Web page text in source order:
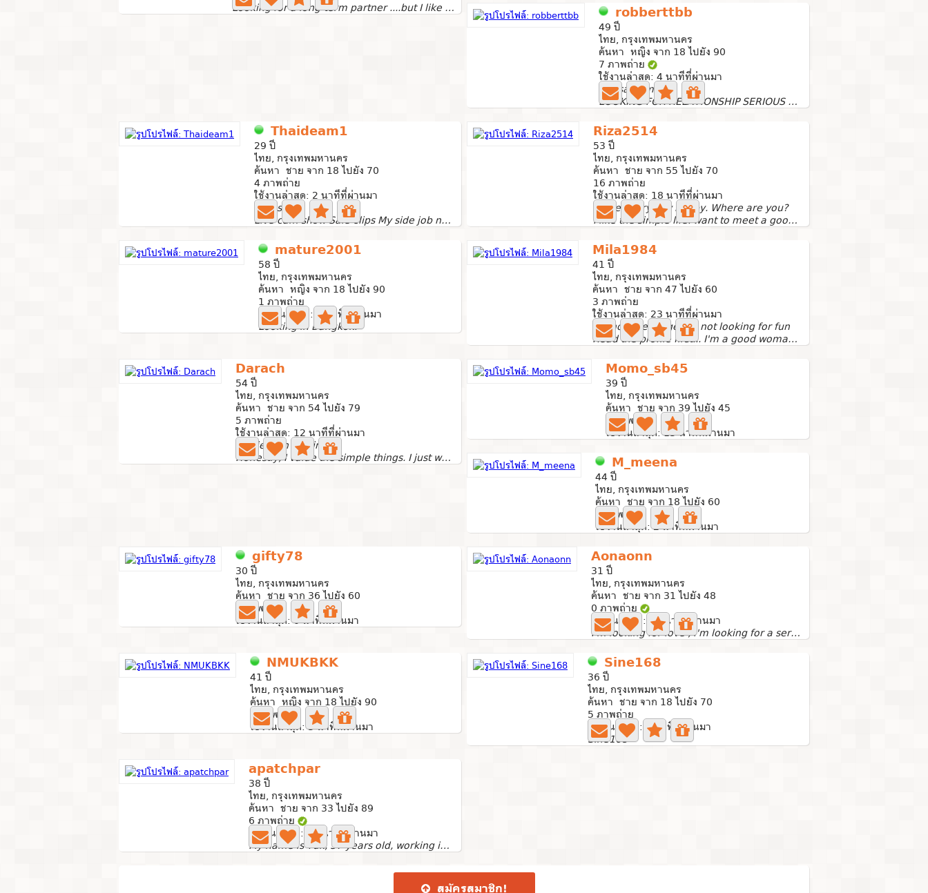
Looking for a long-term partner ....but I like if my... robberttbb
49 ปี
ไทย, กรุงเทพมหานคร
ค้นหา หญิง จาก 18 ไปยัง 90
7 ภาพถ่าย
ใช้งานล่าสุด: 4 นาทีที่ผ่านมา
Message me.
LOOKING FOR RELATIONSHIP SERIOUS LONG TERM.
Thaideam1
29 ปี
ไทย, กรุงเทพมหานคร
ค้นหา ชาย จาก 18 ไปยัง 70
4 ภาพถ่าย
ใช้งานล่าสุด: 2 นาทีที่ผ่านมา
Live show
Live cam show Sale clips My side job need extra money to...
Riza2514
53 ปี
ไทย, กรุงเทพมหานคร
ค้นหา ชาย จาก 55 ไปยัง 70
16 ภาพถ่าย
ใช้งานล่าสุด: 18 นาทีที่ผ่านมา
make every day happy. Where are you?
I like the simple life. want to meet a good life partner....
mature2001
58 ปี
ไทย, กรุงเทพมหานคร
ค้นหา หญิง จาก 18 ไปยัง 90
1 ภาพถ่าย
ใช้งานล่าสุด: 0 นาทีที่ผ่านมา
Looking in Bangkok.
Mila1984
41 ปี
ไทย, กรุงเทพมหานคร
ค้นหา ชาย จาก 47 ไปยัง 60
3 ภาพถ่าย
ใช้งานล่าสุด: 23 นาทีที่ผ่านมา
I'm not a teenage girl not looking for fun
Read the profile first... I'm a good woman if you are a...
Darach
54 ปี
ไทย, กรุงเทพมหานคร
ค้นหา ชาย จาก 54 ไปยัง 79
5 ภาพถ่าย
ใช้งานล่าสุด: 12 นาทีที่ผ่านมา
I believe in destiny
Honestly, I value the simple things. I just want a...
Momo_sb45
39 ปี
ไทย, กรุงเทพมหานคร
ค้นหา ชาย จาก 39 ไปยัง 45
0 ภาพถ่าย
ใช้งานล่าสุด: 13 นาทีที่ผ่านมา
M_meena
44 ปี
ไทย, กรุงเทพมหานคร
ค้นหา ชาย จาก 18 ไปยัง 60
3 ภาพถ่าย
ใช้งานล่าสุด: 2 นาทีที่ผ่านมา
gifty78
30 ปี
ไทย, กรุงเทพมหานคร
ค้นหา ชาย จาก 36 ไปยัง 60
1 ภาพถ่าย
ใช้งานล่าสุด: 0 นาทีที่ผ่านมา
Aonaonn
31 ปี
ไทย, กรุงเทพมหานคร
ค้นหา ชาย จาก 31 ไปยัง 48
0 ภาพถ่าย
ใช้งานล่าสุด: 15 นาทีที่ผ่านมา
I’m looking for love , I'm looking for a serious...
NMUKBKK
41 ปี
ไทย, กรุงเทพมหานคร
ค้นหา หญิง จาก 18 ไปยัง 90
0 ภาพถ่าย
ใช้งานล่าสุด: 3 นาทีที่ผ่านมา
Sine168
36 ปี
ไทย, กรุงเทพมหานคร
ค้นหา ชาย จาก 18 ไปยัง 70
5 ภาพถ่าย
ใช้งานล่าสุด: 0 นาทีที่ผ่านมา
Sine168
apatchpar
38 ปี
ไทย, กรุงเทพมหานคร
ค้นหา ชาย จาก 33 ไปยัง 89
6 ภาพถ่าย
ใช้งานล่าสุด: 21 นาทีที่ผ่านมา
My name is Tuk, 37 years old, working in a hospital in...
สมัคร​สมาชิก​!